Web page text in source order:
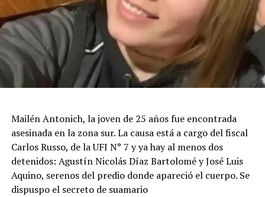
Mailén Antonich, la joven de 25 años fue encontrada
asesinada en la zona sur. La causa está a cargo del fiscal
Carlos Russo, de la UFI N° 7 y ya hay al menos dos
detenidos: Agustín Nicolás Díaz Bartolomé y José Luis
Aquino, serenos del predio donde apareció el cuerpo. Se
dispuspo el secreto de suamario